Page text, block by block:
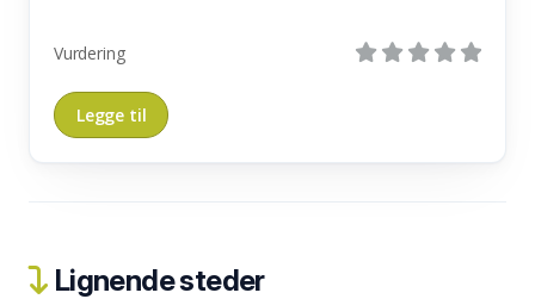
Vurdering
Lignende steder